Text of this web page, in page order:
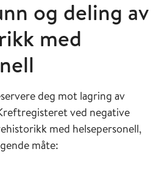
og deling av
med
deg mot lagring av
ved negative
med helsepersonell,
måte: